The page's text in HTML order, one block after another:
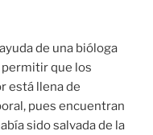
de una bióloga
permitir que los
está llena de
pues encuentran
sido salvada de la